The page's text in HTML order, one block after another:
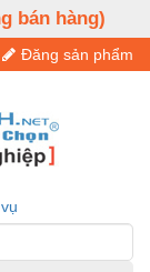
bán hàng)
Đăng sản phẩm